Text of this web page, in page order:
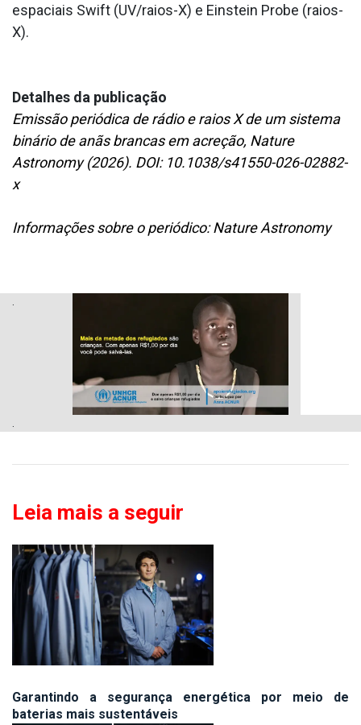
espaciais Swift (UV/raios-X) e Einstein Probe (raios-
X).
Detalhes da publicação
Emissão periódica de rádio e raios X de um sistema
binário de anãs brancas em acreção, Nature
Astronomy (2026). DOI: 10.1038/s41550-026-02882-
x
Informações sobre o periódico: Nature Astronomy
Leia mais a seguir
Garantindo a segurança energética por meio de
baterias mais sustentáveis